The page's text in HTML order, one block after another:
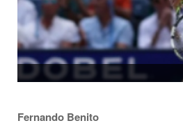
Fernando Benito